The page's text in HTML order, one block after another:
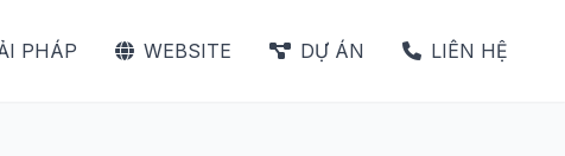
PHÁP WEBSITE DỰ ÁN LIÊN HỆ